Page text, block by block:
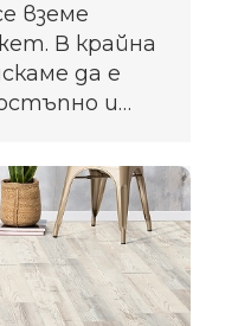
вземе
В крайна
да е
и…